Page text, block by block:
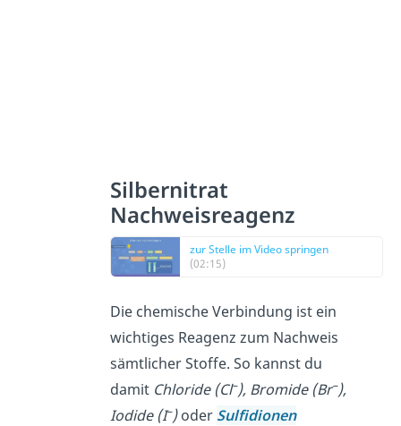
Silbernitrat
Nachweisreagenz
zur Stelle im Video springen
(02:15)
Die chemische Verbindung ist ein
wichtiges Reagenz zum Nachweis
sämtlicher Stoffe. So kannst du
damit Chloride (Cl–), Bromide (Br–),
Iodide (I–)oder Sulfidionen